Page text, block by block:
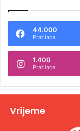
n
t
v
44.000
Pratilaca
1.400
Pratilaca
Vrijeme